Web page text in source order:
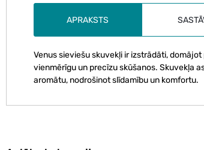
APRAKSTS
Venus sieviešu skuvekļi ir izstrādāti,
vienmērīgu un precīzu skūšanos. Skuvekļa
aromātu, nodrošinot slīdamību un komfortu.